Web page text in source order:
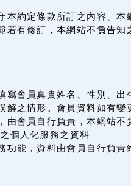
本約定條款所訂之內容、
若有修訂，本網站不負告知
寫會員真實姓名、性別、
解之情形。會員資料如有
由會員自行負責，本網站不
個人化服務之資料
功能，資料由會員自行負